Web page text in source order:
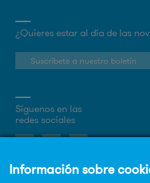
¿Quieres estar al día de las
Suscríbete a nuestro boletín
Síguenos en las
redes sociales